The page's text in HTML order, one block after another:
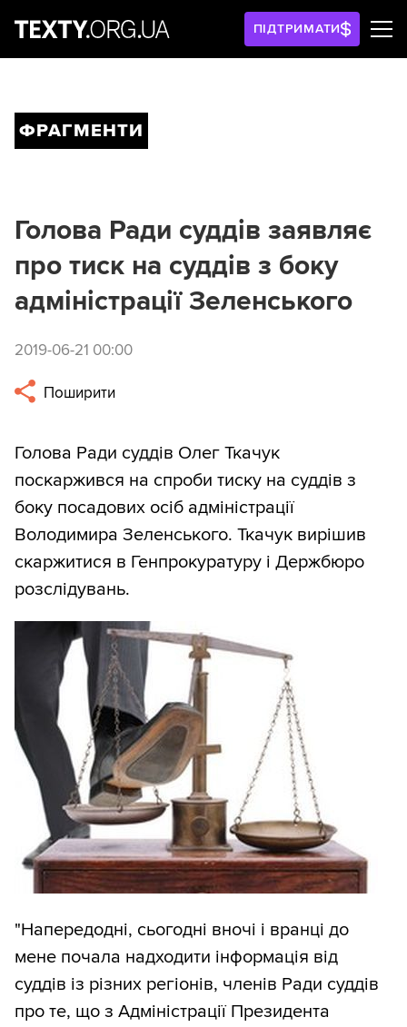
ПІДТРИМАТИ
ФРАГМЕНТИ
Голова Ради суддів заявляє
про тиск на суддів з боку
адміністрації Зеленського
2019-06-21 00:00
Поширити
Голова Ради суддів Олег Ткачук
поскаржився на спроби тиску на суддів з
боку посадових осіб адміністрації
Володимира Зеленського. Ткачук вирішив
скаржитися в Генпрокуратуру і Держбюро
розслідувань.
"Напередодні, сьогодні вночі і вранці до
мене почала надходити інформація від
суддів із різних регіонів, членів Ради суддів
про те, що з Адміністрації Президента